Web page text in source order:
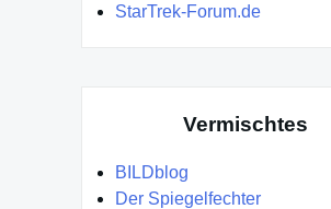
StarTrek-Forum.de
Vermischtes
BILDblog
Der Spiegelfechter